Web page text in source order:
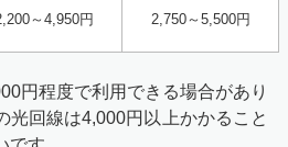
～4,950円 2,750～5,500円
円程度で利用できる場合があり
光回線は4,000円以上かかること